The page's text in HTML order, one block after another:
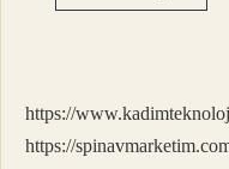
Gösterim
https://
https://